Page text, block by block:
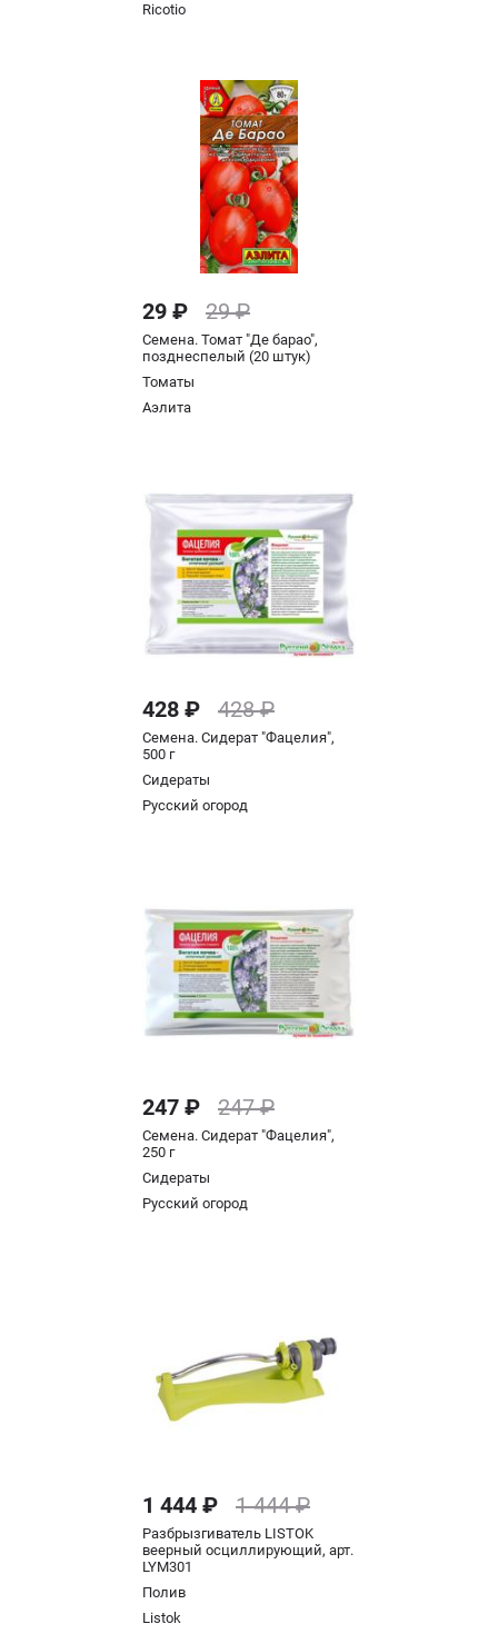
Ricotio
29 ₽ 29 ₽
Семена. Томат "Де барао",
позднеспелый (20 штук)
Томаты
Аэлита
428 ₽ 428 ₽
Семена. Сидерат "Фацелия",
500 г
Сидераты
Русский огород
247 ₽ 247 ₽
Семена. Сидерат "Фацелия",
250 г
Сидераты
Русский огород
1 444 ₽ 1 444 ₽
Разбрызгиватель LISTOK
веерный осциллирующий, арт.
LYM301
Полив
Listok